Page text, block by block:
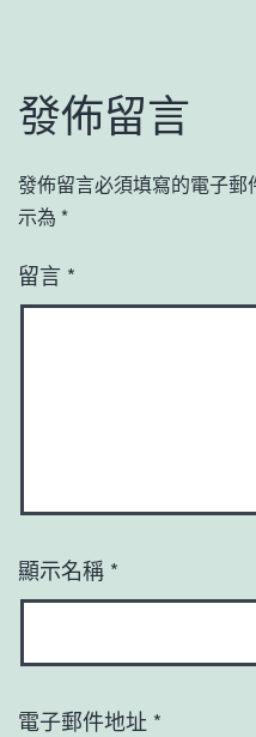
發佈留言
發佈留言必須填寫的電子郵
示為 *
留言 *
顯示名稱 *
電子郵件地址 *